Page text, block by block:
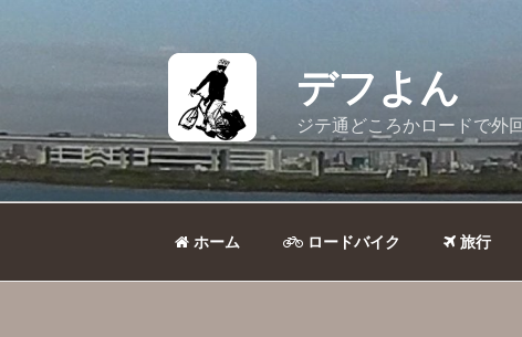
へ
ス
キ
デフよん
ジテ通どころかロードで外
ホーム ロードバイク 旅行